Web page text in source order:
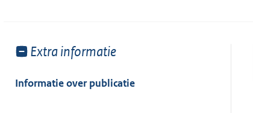
Toon
van:
Extra informatie
Informatie over publicatie